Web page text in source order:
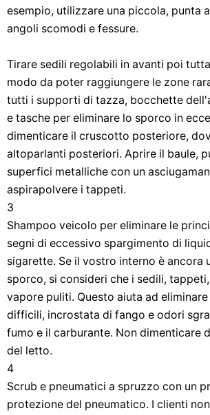
esempio, utilizzare una piccola, punta
angoli scomodi e fessure.
Tirare sedili regolabili in avanti poi
modo da poter raggiungere le zone
tutti i supporti di tazza, bocchette
e tasche per eliminare lo sporco in
dimenticare il cruscotto posteriore,
altoparlanti posteriori. Aprire il baule,
superfici metalliche con un
aspirapolvere i tappeti.
3
Shampoo veicolo per eliminare le
segni di eccessivo spargimento di
sigarette. Se il vostro interno è ancora
sporco, si consideri che i sedili,
vapore puliti. Questo aiuta ad
difficili, incrostata di fango e odori
fumo e il carburante. Non dimenticare
del letto.
4
Scrub e pneumatici a spruzzo con un
protezione del pneumatico. I clienti